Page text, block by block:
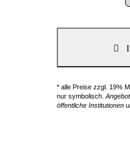
* alle Preise zzgl. 19%
nur symbolisch.
öffentliche Institutionen